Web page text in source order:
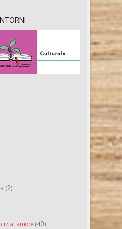
(2)
amore (40)